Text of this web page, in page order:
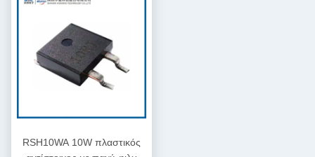
RSH10WA 10W πλαστικός